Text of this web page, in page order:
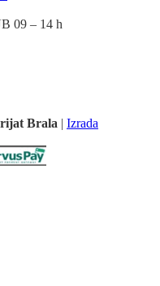
09 – 14 h
Brala | Izrada